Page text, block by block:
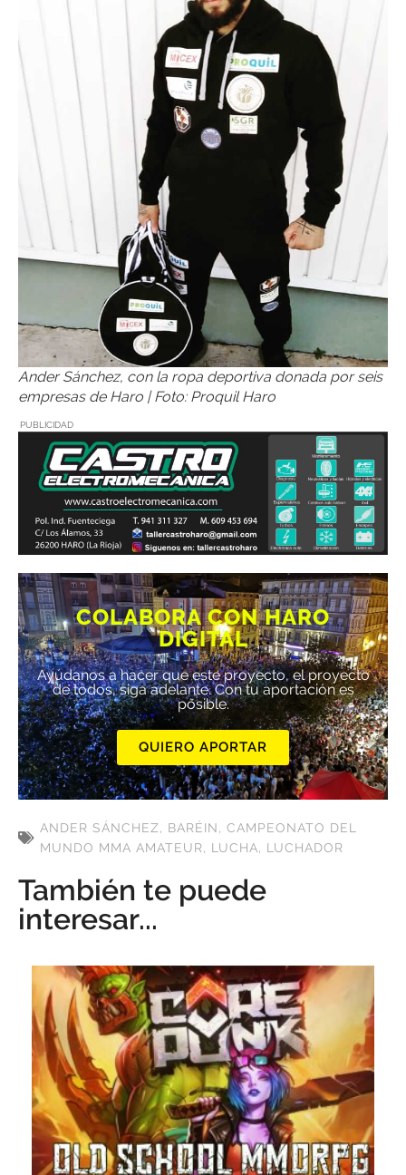
Ander Sánchez, con la ropa deportiva donada por seis
empresas de Haro | Foto: Proquil Haro
PUBLICIDAD
COLABORA CON HARO
DIGITAL
Ayúdanos a hacer que este proyecto, el proyecto
de todos, siga adelante. Con tu aportación es
posible.
QUIERO APORTAR
ANDER SÁNCHEZ, BARÉIN, CAMPEONATO DEL
MUNDO MMA AMATEUR, LUCHA, LUCHADOR
También te puede
interesar...